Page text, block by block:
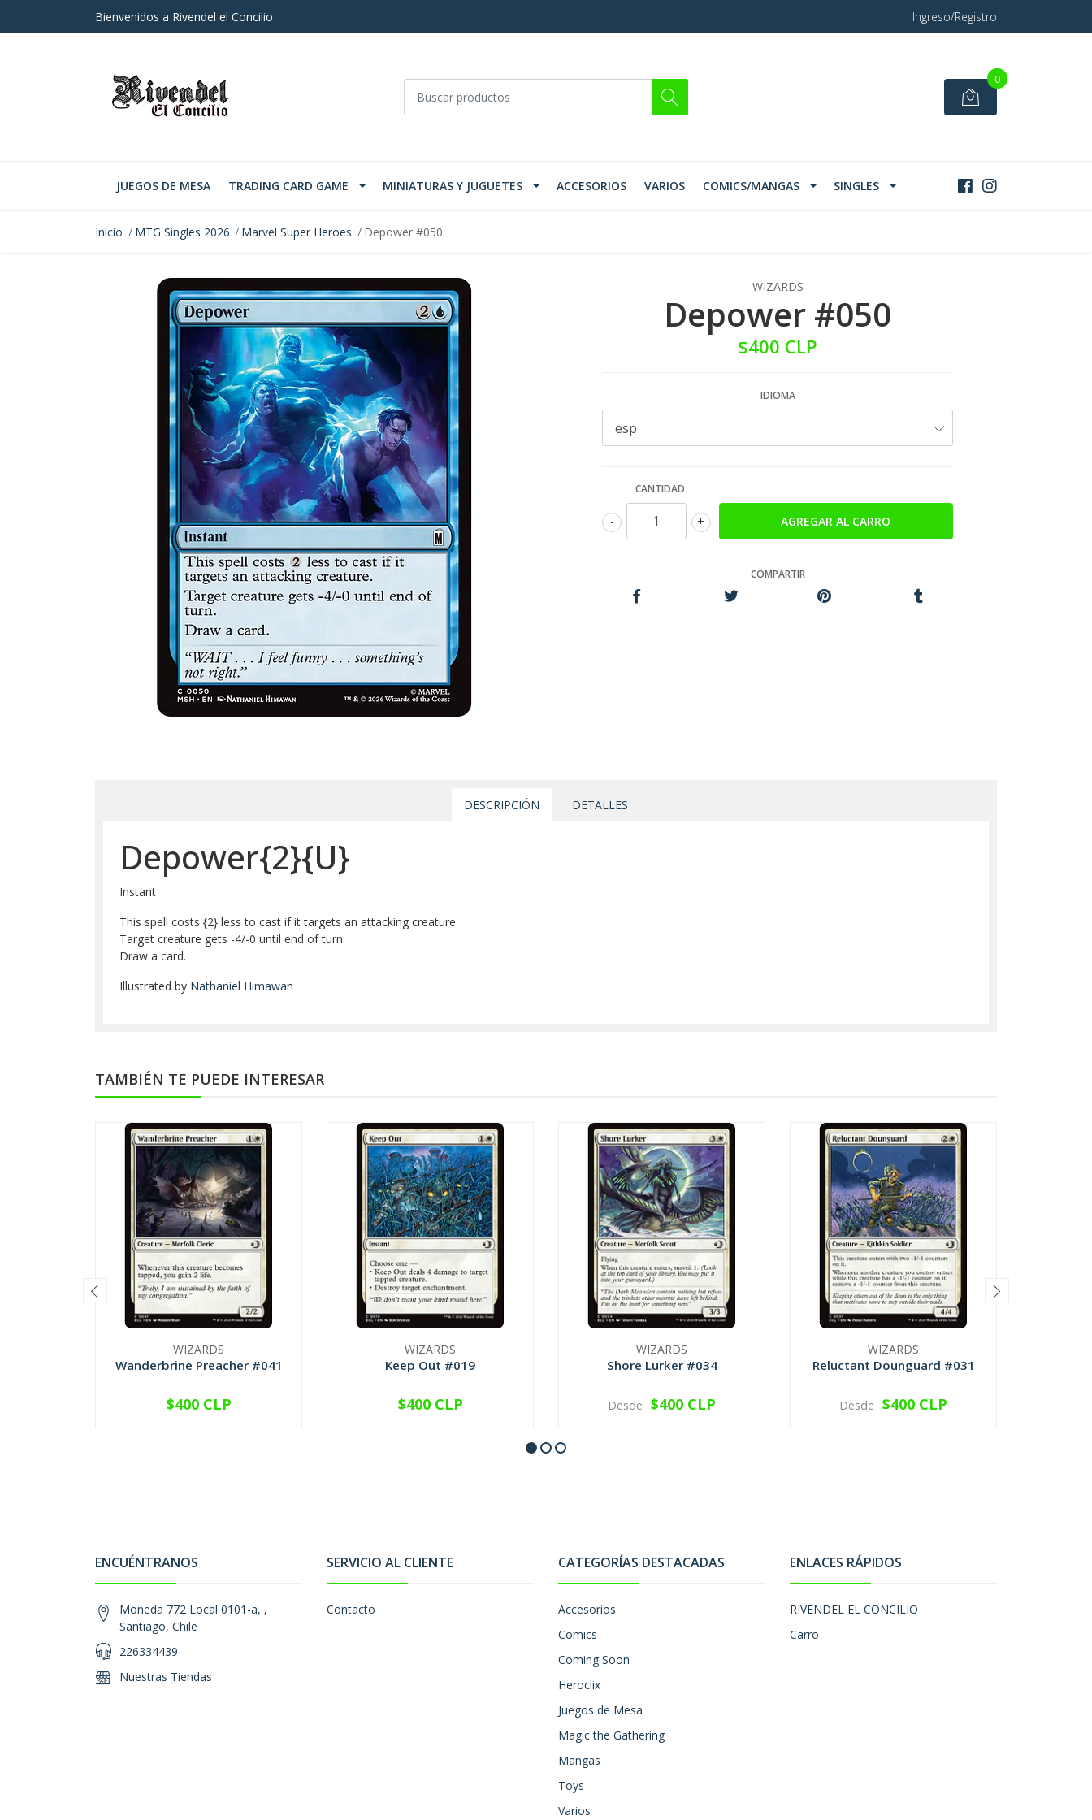
Bienvenidos a Rivendel el Concilio Ingreso/Registro
0
JUEGOS DE MESA TRADING CARD GAME MINIATURAS Y JUGUETES ACCESORIOS VARIOS COMICS/MANGAS SINGLES
Inicio MTG Singles 2026 Marvel Super Heroes Depower #050
WIZARDS
Depower #050
$400 CLP
IDIOMA
CANTIDAD
+
-
COMPARTIR
DESCRIPCIÓN DETALLES
Depower{2}{U}
Instant
This spell costs {2} less to cast if it targets an attacking creature.
Target creature gets -4/-0 until end of turn.
Draw a card.
Illustrated by Nathaniel Himawan
TAMBIÉN TE PUEDE INTERESAR
WIZARDS
Wanderbrine Preacher #041
VER OPCIONES
$400 CLP
WIZARDS
Keep Out #019
VER OPCIONES
$400 CLP
WIZARDS
Shore Lurker #034
VER OPCIONES
Desde $400 CLP
WIZARDS
Reluctant Dounguard #031
VER OPCIONES
Desde $400 CLP
ENCUÉNTRANOS
Moneda 772 Local 0101-a, ,
Santiago, Chile
226334439
Nuestras Tiendas
SERVICIO AL CLIENTE
Contacto
CATEGORÍAS DESTACADAS
Accesorios
Comics
Coming Soon
Heroclix
Juegos de Mesa
Magic the Gathering
Mangas
Toys
Varios
ENLACES RÁPIDOS
RIVENDEL EL CONCILIO
Carro